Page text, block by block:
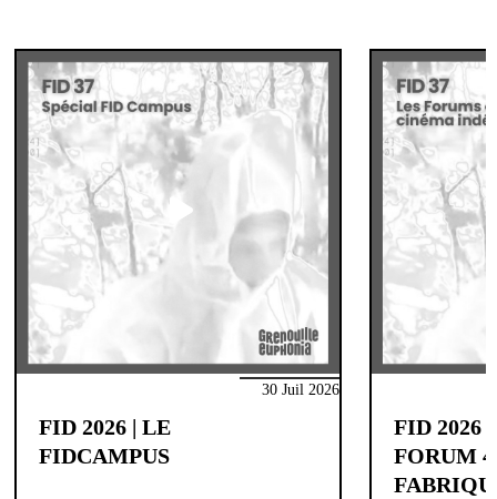
FID 2026 | LE
FIDCAMPUS
30 Juil 2026
FID 2026 |
FORUM 4